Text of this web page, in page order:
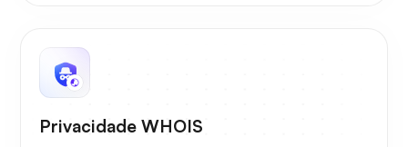
Privacidade WHOIS